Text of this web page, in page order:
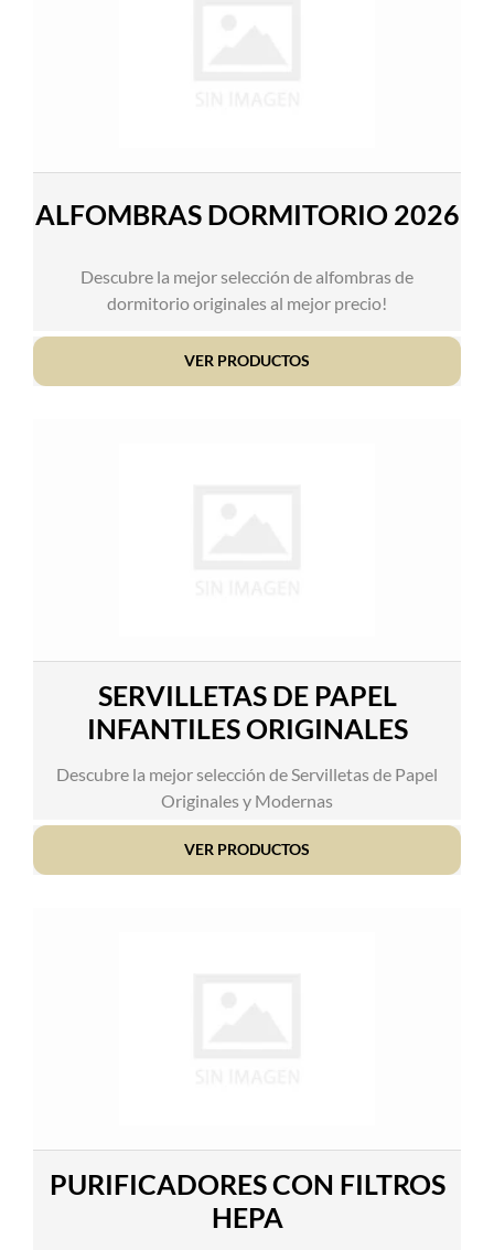
ALFOMBRAS DORMITORIO 2026
Descubre la mejor selección de alfombras de
dormitorio originales al mejor precio!
VER PRODUCTOS
SERVILLETAS DE PAPEL
INFANTILES ORIGINALES
Descubre la mejor selección de Servilletas de Papel
Originales y Modernas
VER PRODUCTOS
PURIFICADORES CON FILTROS
HEPA